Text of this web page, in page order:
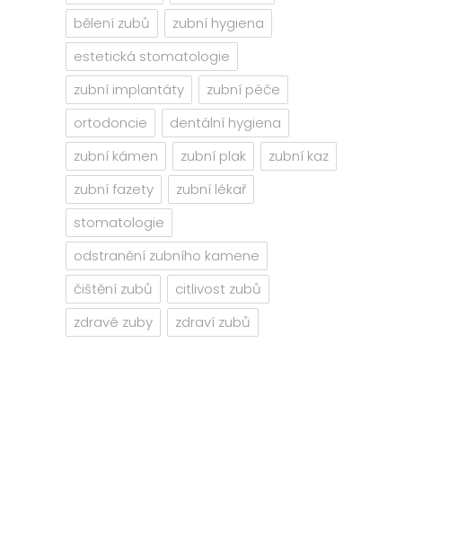
bělení zubů
zubní hygiena
estetická stomatologie
zubní implantáty
zubní péče
ortodoncie
dentální hygiena
zubní kámen
zubní plak
zubní kaz
zubní fazety
zubní lékař
stomatologie
odstranění zubního kamene
čištění zubů
citlivost zubů
zdravé zuby
zdraví zubů